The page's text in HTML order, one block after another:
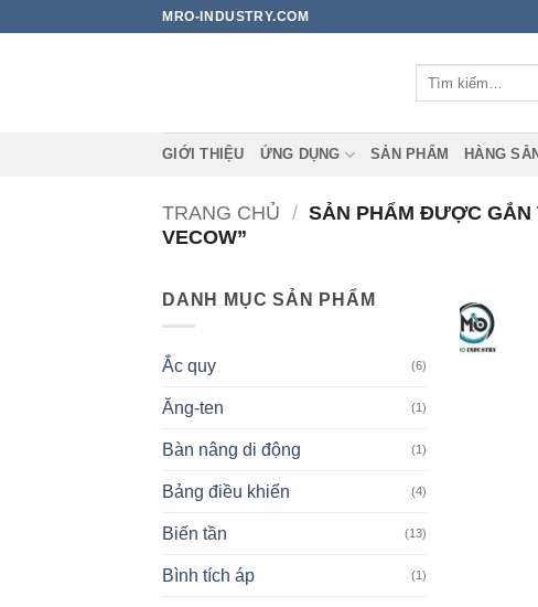
MRO-INDUSTRY.COM
GIỚI THIỆU ỨNG DỤNG SẢN PHẨM HÀNG
TRANG CHỦ / SẢN PHẨM ĐƯỢC GẮN
VECOW”
DANH MỤC SẢN PHẨM
Ắc quy (6)
Ăng-ten (1)
Bàn nâng di động (1)
Bảng điều khiển (4)
Biến tần (13)
Bình tích áp (1)